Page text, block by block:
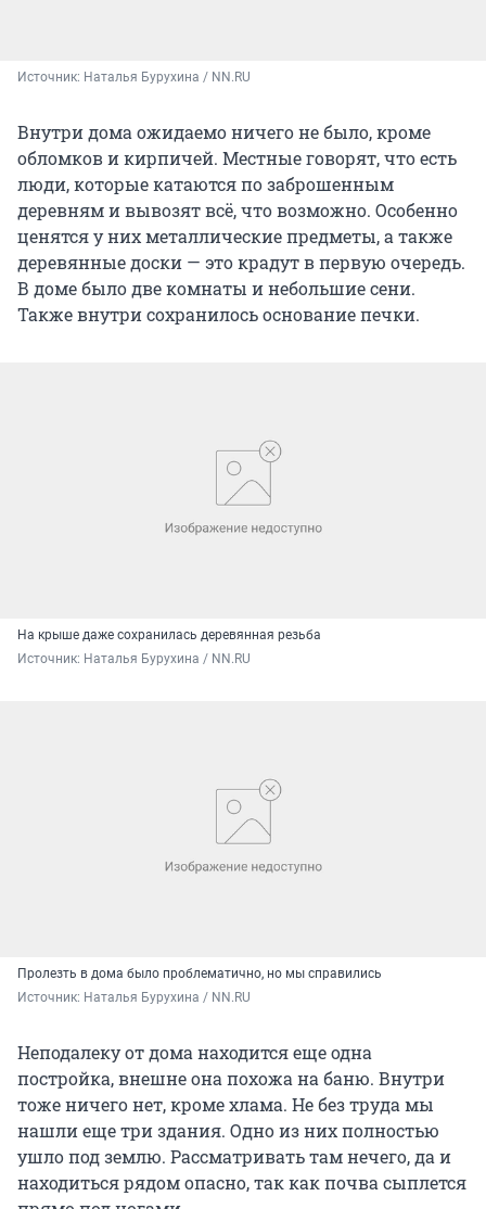
Источник: Наталья Бурухина / NN.RU
Внутри дома ожидаемо ничего не было, кроме
обломков и кирпичей. Местные говорят, что есть
люди, которые катаются по заброшенным
деревням и вывозят всё, что возможно. Особенно
ценятся у них металлические предметы, а также
деревянные доски — это крадут в первую очередь.
В доме было две комнаты и небольшие сени.
Также внутри сохранилось основание печки.
На крыше даже сохранилась деревянная резьба
Источник: Наталья Бурухина / NN.RU
Пролезть в дома было проблематично, но мы справились
Источник: Наталья Бурухина / NN.RU
Неподалеку от дома находится еще одна
постройка, внешне она похожа на баню. Внутри
тоже ничего нет, кроме хлама. Не без труда мы
нашли еще три здания. Одно из них полностью
ушло под землю. Рассматривать там нечего, да и
находиться рядом опасно, так как почва сыплется